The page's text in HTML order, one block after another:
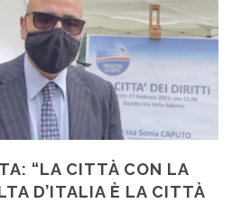
“LA CITTÀ CON LA
D’ITALIA È LA CITTÀ